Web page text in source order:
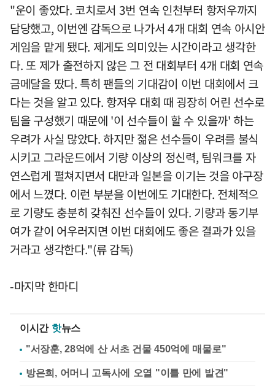
"운이 좋았다. 코치로서 3번 연속 인천부터 항저우까지
담당했고, 이번엔 감독으로 나가서 4개 대회 연속 아시안
게임을 맡게 됐다. 제게도 의미있는 시간이라고 생각한
다. 또 제가 출전하지 않은 그 전 대회부터 4개 대회 연속
금메달을 땄다. 특히 팬들의 기대감이 이번 대회에서 크
다는 것을 알고 있다. 항저우 대회 때 굉장히 어린 선수로
팀을 구성했기 때문에 '이 선수들이 할 수 있을까' 하는
우려가 사실 많았다. 하지만 젊은 선수들이 우려를 불식
시키고 그라운드에서 기량 이상의 정신력, 팀워크를 자
연스럽게 펼쳐지면서 대만과 일본을 이기는 것을 야구장
에서 느꼈다. 이런 부분을 이번에도 기대한다. 전체적으
로 기량도 충분히 갖춰진 선수들이 있다. 기량과 동기부
여가 같이 어우러지면 이번 대회에도 좋은 결과가 있을
거라고 생각한다."(류 감독)
-마지막 한마디
이시간 핫뉴스
"서장훈, 28억에 산 서초 건물 450억에 매물로"
방은희, 어머니 고독사에 오열 "이틀 만에 발견"